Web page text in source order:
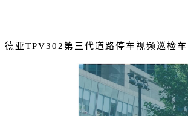
德亚TPV302第三代道路停车视频巡检车